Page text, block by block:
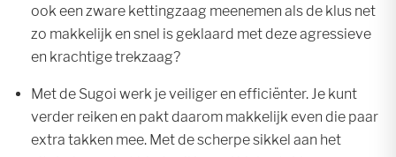
ook een zware kettingzaag meenemen als de klus net
zo makkelijk en snel is geklaard met deze agressieve
en krachtige trekzaag?
Met de Sugoi werk je veiliger en efficiënter. Je kunt
verder reiken en pakt daarom makkelijk even die paar
extra takken mee. Met de scherpe sikkel aan het